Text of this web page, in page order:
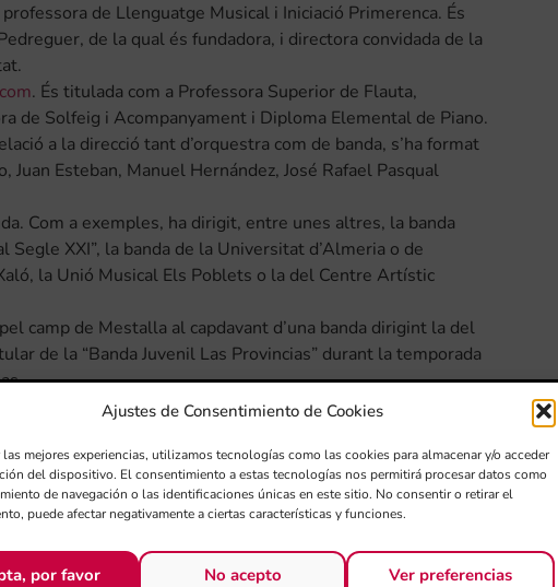
Ajustes de Consentimiento de Cookies
las mejores experiencias, utilizamos tecnologías como las cookies para almacenar y/o acceder
del dispositivo. El consentimiento a estas tecnologías nos permitirá procesar datos como
de navegación o las identificaciones únicas en este sitio. No consentir o retirar el
puede afectar negativamente a ciertas características y funciones.
por favor No acepto Ver preferencias
de Llenguatge Musical i Iniciació Primerenca. És
de la qual és fundadora, i directora convidada de la
. És titulada com a Professora Superior de Flauta,
de Solfeig i Acompanyament i Diploma Elemental de Piano.
a la direcció tant d’orquestra com de banda, s’ha format
Esteban, Manuel Hernández, José Rafael Pasqual
Com a exemples, ha dirigit, entre unes altres, la banda
Segle XXI”, la banda de la Universitat d’Almeria o de
la Unió Musical Els Poblets o la del Centre Artístic
camp de Mestalla al capdavant d’una banda dirigint la del
de la “Banda Juvenil Las Provincias” durant la temporada
(mètode per a l’estudi elemental de la flauta),